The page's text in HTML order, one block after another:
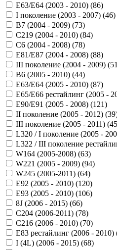
E63/E64 (2003 - 2010) (86)
I поколение (2003 - 2007) (46)
B7 (2004 - 2009) (73)
C219 (2004 - 2010) (84)
C6 (2004 - 2008) (78)
E81/E87 (2004 - 2008) (88)
III поколение (2004 - 2009) (51
B6 (2005 - 2010) (44)
E63/E64 (2005 - 2010) (87)
E65/E66 рестайлинг (2005 -
E90/E91 (2005 - 2008) (121)
II поколение (2005 - 2012) (39
III поколение (2005 - 2011) (45
L320 / I поколение (2005 -
L322 / III поколение
W164 (2005-2008) (63)
W221 (2005 - 2009) (94)
W245 (2005-2011) (64)
Е92 (2005 - 2010) (120)
Е93 (2005 - 2010) (106)
8J (2006 - 2015) (66)
C204 (2006-2011) (78)
C216 (2006 - 2010) (70)
E83 рестайлинг (2006 - 2010)
I (4L) (2006 - 2015) (68)